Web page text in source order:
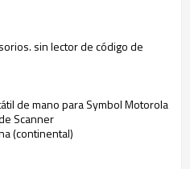
sin lector de código de
de mano para Symbol Motorola
Scanner
(continental)